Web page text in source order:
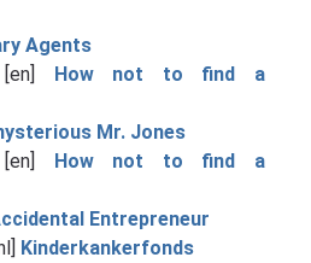
Agents
[en] How not to find a
Mr. Jones
[en] How not to find a
Entrepreneur
Kinderkankerfonds